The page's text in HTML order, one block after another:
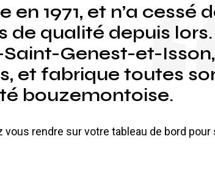
1971, et n’a cessé
de qualité depuis lors.
Genest-et-Isson,
et fabrique toutes
bouzemontoise.
vous rendre survotre tableau de bord pour